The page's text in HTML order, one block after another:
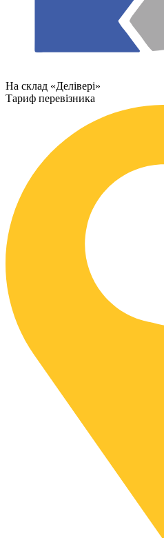
На склад «Делівері»
Тариф перевізника